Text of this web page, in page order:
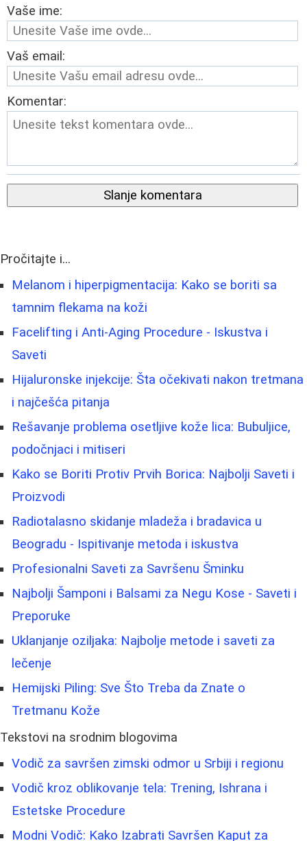
Vaše ime:
Vaš email:
Komentar:
Slanje komentara
Pročitajte i...
Melanom i hiperpigmentacija: Kako se boriti sa
tamnim flekama na koži
Facelifting i Anti-Aging Procedure - Iskustva i
Saveti
Hijaluronske injekcije: Šta očekivati nakon tretmana
i najčešća pitanja
Rešavanje problema osetljive kože lica: Bubuljice,
podočnjaci i mitiseri
Kako se Boriti Protiv Prvih Borica: Najbolji Saveti i
Proizvodi
Radiotalasno skidanje mladeža i bradavica u
Beogradu - Ispitivanje metoda i iskustva
Profesionalni Saveti za Savršenu Šminku
Najbolji Šamponi i Balsami za Negu Kose - Saveti i
Preporuke
Uklanjanje oziljaka: Najbolje metode i saveti za
lečenje
Hemijski Piling: Sve Što Treba da Znate o
Tretmanu Kože
Tekstovi na srodnim blogovima
Vodič za savršen zimski odmor u Srbiji i regionu
Vodič kroz oblikovanje tela: Trening, Ishrana i
Estetske Procedure
Modni Vodič: Kako Izabrati Savršen Kaput za